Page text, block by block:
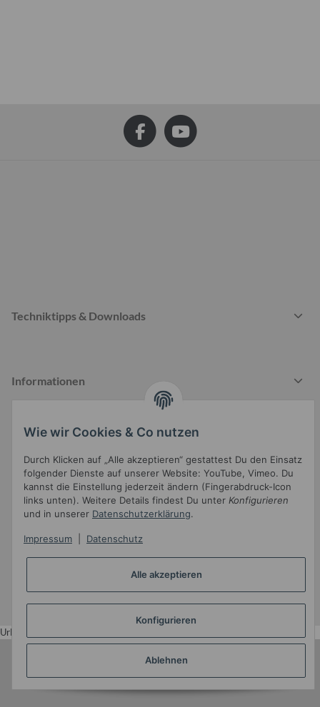
Techniktipps & Downloads
Informationen
* Alle Preise inkl. gesetzlicher USt.
Wie wir Cookies & Co nutzen
Durch Klicken auf „Alle akzeptieren“ gestattest Du den Einsatz
folgender Dienste auf unserer Website: YouTube, Vimeo. Du
kannst die Einstellung jederzeit ändern (Fingerabdruck-Icon
links unten). Weitere Details findest Du unter Konfigurieren
und in unserer Datenschutzerklärung.
Impressum Datenschutz
Alle akzeptieren
Konfigurieren
Ablehnen
Urlaub